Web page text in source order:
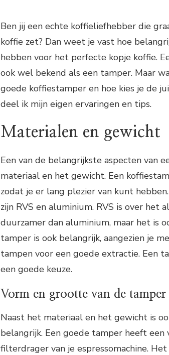
Ben jij een echte koffieliefhebber die
koffie zet? Dan weet je vast hoe
hebben voor het perfecte kopje koffie.
ook wel bekend als een tamper. Maar
goede koffiestamper en hoe kies je de
deel ik mijn eigen ervaringen en tips.
Materialen en gewicht
Een van de belangrijkste aspecten van
materiaal en het gewicht. Een
zodat je er lang plezier van kunt
zijn RVS en aluminium. RVS is over het
duurzamer dan aluminium, maar het is
tamper is ook belangrijk, aangezien je
tampen voor een goede extractie. Een
een goede keuze.
Vorm en grootte van de tamper
Naast het materiaal en het gewicht is
belangrijk. Een goede tamper heeft
filterdrager van je espressomachine.